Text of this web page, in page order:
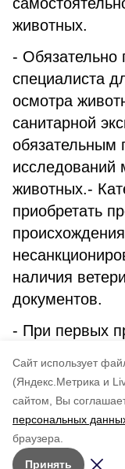
Cайт использует
(Яндекс.Метрика и
сайтом, Вы
персональных
браузера.
Принять
животных.
- Обязательно
специалиста
осмотра
санитарной
обязательным
исследований
животных.-
приобретать
наличия
документов.
- При первых
обратиться за
по
5